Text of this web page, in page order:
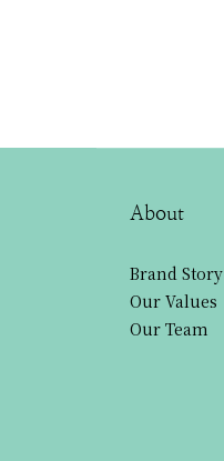
About
Brand Story
Our Values
Our Team